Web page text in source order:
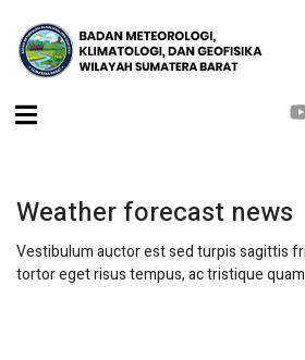
Weather forecast news
Vestibulum auctor est sed turpis sagittis
tortor eget risus tempus, ac tristique